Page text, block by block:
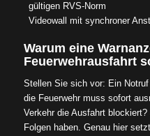
gültigen RVS-Norm
Videowall mit synchroner
Warum eine
Feuerwehrausfahrt
Stellen Sie sich vor: Ein
die Feuerwehr muss sofort
Verkehr die Ausfahrt
Folgen haben. Genau hier